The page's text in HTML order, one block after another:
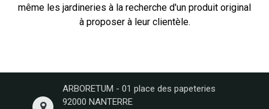
même les jardineries à la recherche d'un produit original
à proposer à leur clientèle.
ARBORETUM - 01 place des papeteries
92000 NANTERRE